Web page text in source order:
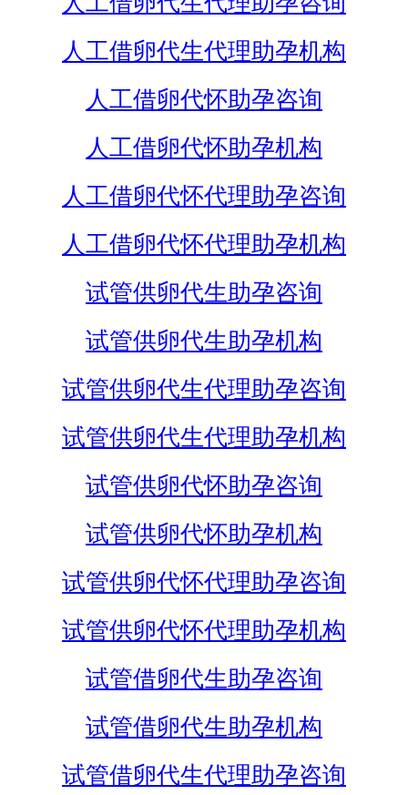
人工借卵代生代理助孕机构
人工借卵代怀助孕咨询
人工借卵代怀助孕机构
人工借卵代怀代理助孕咨询
人工借卵代怀代理助孕机构
试管供卵代生助孕咨询
试管供卵代生助孕机构
试管供卵代生代理助孕咨询
试管供卵代生代理助孕机构
试管供卵代怀助孕咨询
试管供卵代怀助孕机构
试管供卵代怀代理助孕咨询
试管供卵代怀代理助孕机构
试管借卵代生助孕咨询
试管借卵代生助孕机构
试管借卵代生代理助孕咨询